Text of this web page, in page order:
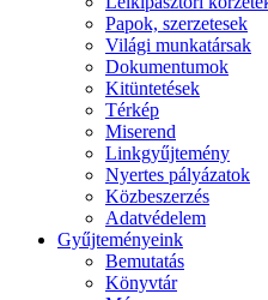
Papok, szerzetesek
Világi munkatársak
Dokumentumok
Kitüntetések
Térkép
Miserend
Linkgyűjtemény
Nyertes pályázatok
Közbeszerzés
Adatvédelem
Gyűjteményeink
Bemutatás
Könyvtár